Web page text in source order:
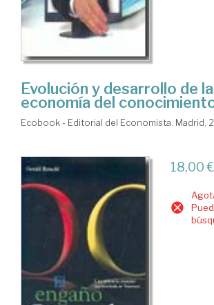
Evolución y desarrollo de
economía del
Ecobook - Editorial del Economista. Madrid,
18,00 €